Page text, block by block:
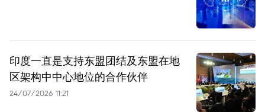
印度一直是支持东盟团结及东盟在地
区架构中中心地位的合作伙伴
24/07/2026 11:21